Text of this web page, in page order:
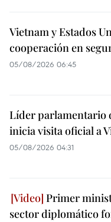
Vietnam y Estados
cooperación en
05/08/2026 06:45
Líder parlamentario
inicia visita oficial a
05/08/2026 04:31
Primer
sector diplomático